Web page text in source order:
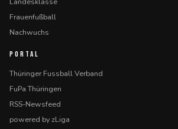
Frauenfußball
Nachwuchs
PORTAL
Thüringer Fussball Verband
FuPa Thüringen
RSS-Newsfeed
powered by zLiga